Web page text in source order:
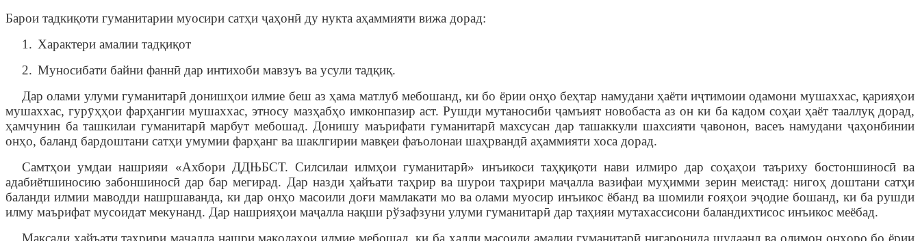
Барои тадкиқоти гуманитарии муосири сатҳи ҷаҳонӣ ду нукта аҳаммияти вижа дорад:
1. Характери амалии тадқиқот
2. Муносибати байни фаннӣ дар интихоби мавзуъ ва усули тадқиқ.
Дар олами улуми гуманитарӣ донишҳои илмие беш аз ҳама матлуб мебошанд, ки бо ёрии онҳо беҳтар намудани ҳаёти иҷтимоии одамони мушаххас, қарияҳои
мушаххас, гурӯҳҳои фарҳангии мушаххас, этносу мазҳабҳо имконпазир аст. Рушди мутаносиби ҷамъият новобаста аз он ки ба кадом соҳаи ҳаёт тааллуқ дорад,
ҳамчунин ба ташкилаи гуманитарӣ марбут мебошад. Донишу маърифати гуманитарӣ махсусан дар ташаккули шахсияти ҷавонон, васеъ намудани ҷаҳонбинии
онҳо, баланд бардоштани сатҳи умумии фарҳанг ва шаклгирии мавқеи фаъолонаи шаҳрвандӣ аҳаммияти хоса дорад.
Самтҳои умдаи нашрияи «Ахбори ДДЊБСТ. Силсилаи илмҳои гуманитарӣ» инъикоси таҳқиқоти нави илмиро дар соҳаҳои таъриху бостоншиносӣ ва
адабиётшиносию забоншиносӣ дар бар мегирад. Дар назди ҳайъати таҳрир ва шурои таҳрири маҷалла вазифаи муҳимми зерин меистад: нигоҳ доштани сатҳи
баланди илмии маводди нашршаванда, ки дар онҳо масоили доғи мамлакати мо ва олами муосир инъикос ёбанд ва шомили ғояҳои эҷодие бошанд, ки ба рушди
илму маърифат мусоидат мекунанд. Дар нашрияҳои маҷалла нақши рўзафзуни улуми гуманитарӣ дар таҳияи мутахассисони баландихтисос инъикос меёбад.
Мақсади ҳайъати таҳрири маҷалла нашримақолаҳои илмиемебошад, ки ба ҳалли масоили амалии гуманитарӣ нигаронида шудаанд ва олимон онҳоро бо ёрии